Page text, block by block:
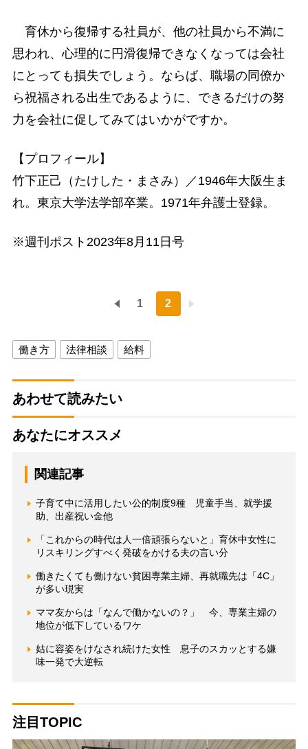
育休から復帰する社員が、他の社員から不満に
思われ、心理的に円滑復帰できなくなっては会社
にとっても損失でしょう。ならば、職場の同僚か
ら祝福される出生であるように、できるだけの努
力を会社に促してみてはいかがですか。
【プロフィール】
竹下正己（たけした・まさみ）／1946年大阪生ま
れ。東京大学法学部卒業。1971年弁護士登録。
※週刊ポスト2023年8月11日号
1 2
働き方 法律相談 給料
あわせて読みたい
あなたにオススメ
関連記事
子育て中に活用したい公的制度9種 児童手当、就学援
助、出産祝い金他
「これからの時代は人一倍頑張らないと」育休中女性に
リスキリングすべく発破をかける夫の言い分
働きたくても働けない貧困専業主婦、再就職先は「4C」
が多い現実
ママ友からは「なんで働かないの？」 今、専業主婦の
地位が低下しているワケ
姑に容姿をけなされ続けた女性 息子のスカッとする嫌
味一発で大逆転
注目TOPIC